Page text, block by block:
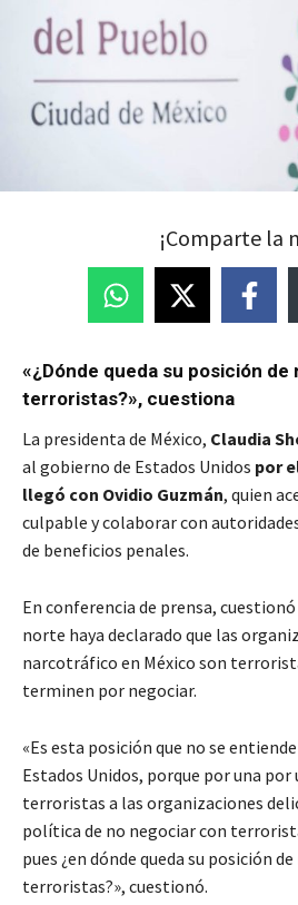
¡Comparte la
«¿Dónde queda su posición de
terroristas?», cuestiona
La presidenta de México, Claudia
al gobierno de Estados Unidos por
llegó con Ovidio Guzmán, quien
culpable y colaborar con
de beneficios penales.
En conferencia de prensa,
norte haya declarado que las
narcotráfico en México son
terminen por negociar.
«Es esta posición que no se
Estados Unidos, porque por una
terroristas a las organizaciones
política de no negociar con
pues ¿en dónde queda su posición
terroristas?», cuestionó.